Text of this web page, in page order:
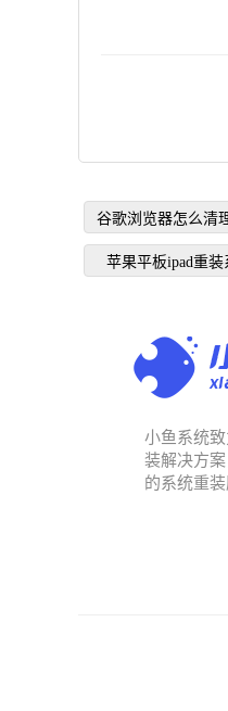
谷歌浏览器怎么清
苹果平板ipad重装
小鱼系统
装解决方
的系统重装